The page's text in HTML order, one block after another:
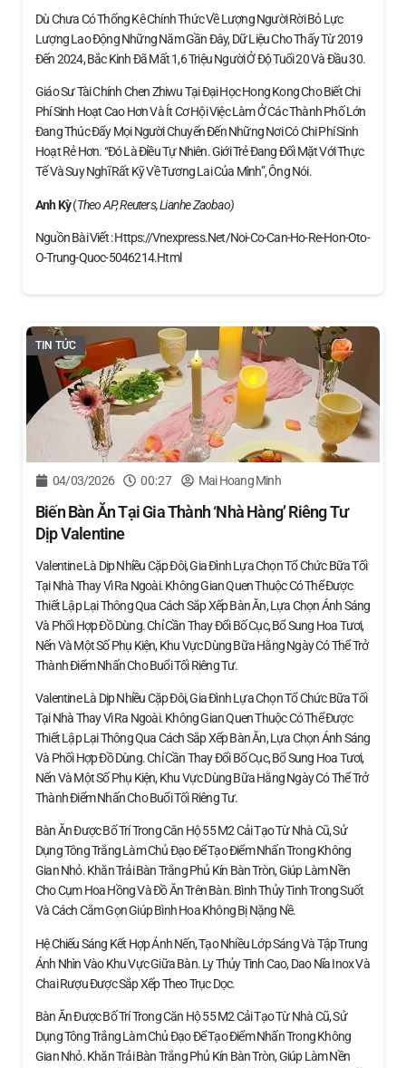
Dù Chưa Có Thống Kê Chính Thức Về Lượng Người Rời Bỏ Lực
Lượng Lao Động Những Năm Gần Đây, Dữ Liệu Cho Thấy Từ 2019
Đến 2024, Bắc Kinh Đã Mất 1,6 Triệu Người Ở Độ Tuổi 20 Và Đầu 30.
Giáo Sư Tài Chính Chen Zhiwu Tại Đại Học Hong Kong Cho Biết Chi
Phí Sinh Hoạt Cao Hơn Và Ít Cơ Hội Việc Làm Ở Các Thành Phố Lớn
Đang Thúc Đẩy Mọi Người Chuyển Đến Những Nơi Có Chi Phí Sinh
Hoạt Rẻ Hơn. “Đó Là Điều Tự Nhiên. Giới Trẻ Đang Đối Mặt Với Thực
Tế Và Suy Nghĩ Rất Kỹ Về Tương Lai Của Mình”, Ông Nói.
Anh Kỳ(Theo AP, Reuters, Lianhe Zaobao)
Nguồn Bài Viết : Https://vnexpress.net/noi-Co-Can-Ho-Re-Hon-Oto-
O-Trung-Quoc-5046214.html
TIN TỨC
04/03/2026 00:27 Mai Hoang Minh
Biến Bàn Ăn Tại Gia Thành ‘nhà Hàng’ Riêng Tư
Dịp Valentine
Valentine Là Dịp Nhiều Cặp Đôi, Gia Đình Lựa Chọn Tổ Chức Bữa Tối
Tại Nhà Thay Vì Ra Ngoài. Không Gian Quen Thuộc Có Thể Được
Thiết Lập Lại Thông Qua Cách Sắp Xếp Bàn Ăn, Lựa Chọn Ánh Sáng
Và Phối Hợp Đồ Dùng. Chỉ Cần Thay Đổi Bố Cục, Bổ Sung Hoa Tươi,
Nến Và Một Số Phụ Kiện, Khu Vực Dùng Bữa Hằng Ngày Có Thể Trở
Thành Điểm Nhấn Cho Buổi Tối Riêng Tư.
Valentine Là Dịp Nhiều Cặp Đôi, Gia Đình Lựa Chọn Tổ Chức Bữa Tối
Tại Nhà Thay Vì Ra Ngoài. Không Gian Quen Thuộc Có Thể Được
Thiết Lập Lại Thông Qua Cách Sắp Xếp Bàn Ăn, Lựa Chọn Ánh Sáng
Và Phối Hợp Đồ Dùng. Chỉ Cần Thay Đổi Bố Cục, Bổ Sung Hoa Tươi,
Nến Và Một Số Phụ Kiện, Khu Vực Dùng Bữa Hằng Ngày Có Thể Trở
Thành Điểm Nhấn Cho Buổi Tối Riêng Tư.
Bàn Ăn Được Bố Trí Trong Căn Hộ 55 M2 Cải Tạo Từ Nhà Cũ, Sử
Dụng Tông Trắng Làm Chủ Đạo Để Tạo Điểm Nhấn Trong Không
Gian Nhỏ. Khăn Trải Bàn Trắng Phủ Kín Bàn Tròn, Giúp Làm Nền
Cho Cụm Hoa Hồng Và Đồ Ăn Trên Bàn. Bình Thủy Tinh Trong Suốt
Và Cách Cắm Gọn Giúp Bình Hoa Không Bị Nặng Nề.
Hệ Chiếu Sáng Kết Hợp Ánh Nến, Tạo Nhiều Lớp Sáng Và Tập Trung
Ánh Nhìn Vào Khu Vực Giữa Bàn. Ly Thủy Tinh Cao, Dao Nĩa Inox Và
Chai Rượu Được Sắp Xếp Theo Trục Dọc.
Bàn Ăn Được Bố Trí Trong Căn Hộ 55 M2 Cải Tạo Từ Nhà Cũ, Sử
Dụng Tông Trắng Làm Chủ Đạo Để Tạo Điểm Nhấn Trong Không
Gian Nhỏ. Khăn Trải Bàn Trắng Phủ Kín Bàn Tròn, Giúp Làm Nền